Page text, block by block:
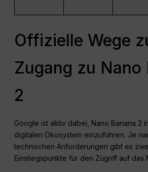
Offizielle Wege
Zugang zu Nano
2
Google ist aktiv dabei, Nano Banana 2
digitalen Ökosystem einzuführen. Je
technischen Anforderungen gibt es
Einstiegspunkte für den Zugriff auf das